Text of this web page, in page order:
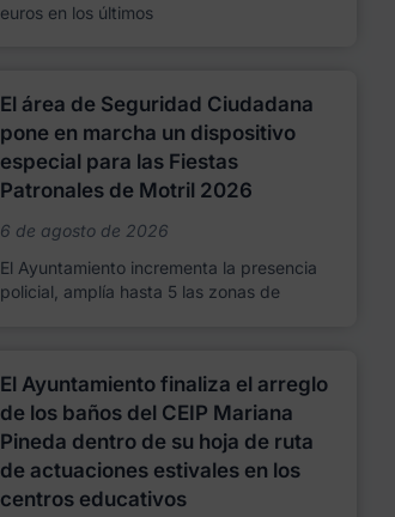
euros en los últimos
El área de Seguridad Ciudadana
pone en marcha un dispositivo
especial para las Fiestas
Patronales de Motril 2026
6 de agosto de 2026
El Ayuntamiento incrementa la presencia
policial, amplía hasta 5 las zonas de
El Ayuntamiento finaliza el arreglo
de los baños del CEIP Mariana
Pineda dentro de su hoja de ruta
de actuaciones estivales en los
centros educativos